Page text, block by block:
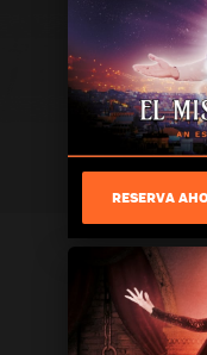
RESERVA